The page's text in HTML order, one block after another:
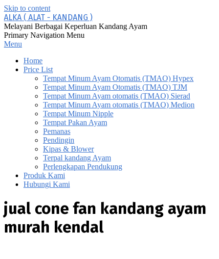
Skip to content
ALKA ( ALAT - KANDANG )
Melayani Berbagai Keperluan Kandang Ayam
Primary Navigation Menu
Menu
Home
Price List
Tempat Minum Ayam Otomatis (TMAO) Hypex
Tempat Minum Ayam Otomatis (TMAO) TJM
Tempat Minum Ayam otomatis (TMAO) Sierad
Tempat Minum Ayam otomatis (TMAO) Medion
Tempat Minum Nipple
Tempat Pakan Ayam
Pemanas
Pendingin
Kipas & Blower
Terpal kandang Ayam
Perlengkapan Pendukung
Produk Kami
Hubungi Kami
jual cone fan kandang ayam
murah kendal